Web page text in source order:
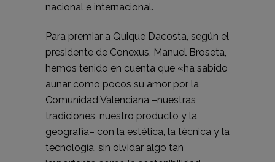
nacional e internacional.
Para premiar a Quique Dacosta, según el
presidente de Conexus, Manuel Broseta,
hemos tenido en cuenta que «ha sabido
aunar como pocos su amor por la
Comunidad Valenciana –nuestras
tradiciones, nuestro producto y la
geografía– con la estética, la técnica y la
tecnología, sin olvidar algo tan